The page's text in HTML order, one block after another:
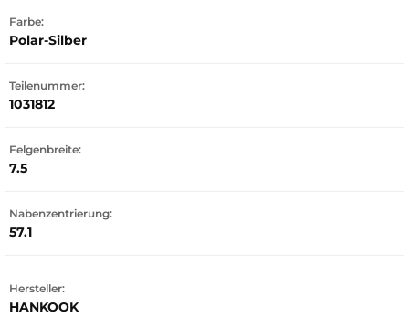
Farbe:
Polar-Silber
Teilenummer:
1031812
Felgenbreite:
7.5
Nabenzentrierung:
57.1
Hersteller:
HANKOOK